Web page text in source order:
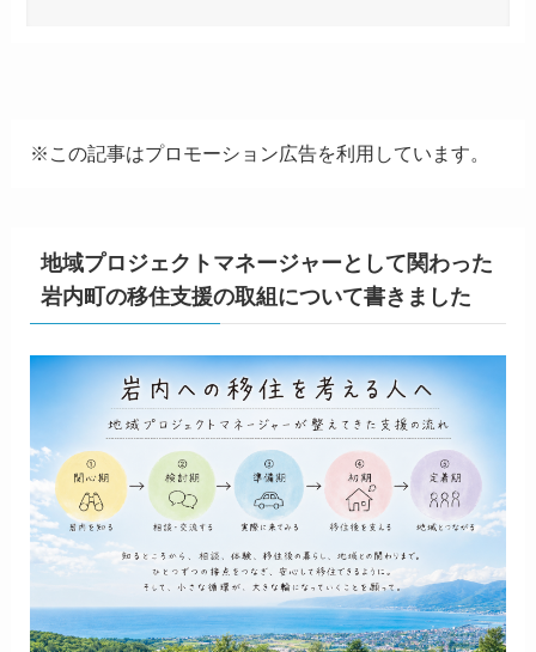
※この記事はプロモーション広告を利用しています。
地域プロジェクトマネージャーとして関わった
岩内町の移住支援の取組について書きました